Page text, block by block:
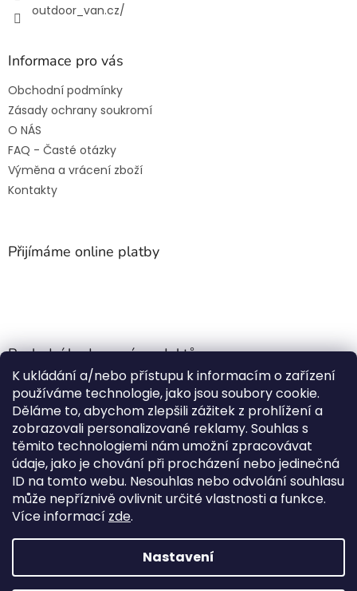
K ukládání a/nebo přístupu k informacím o zařízení
používáme technologie, jako jsou soubory cookie.
Děláme to, abychom zlepšili zážitek z prohlížení a
zobrazovali personalizované reklamy. Souhlas s
těmito technologiemi nám umožní zpracovávat
údaje, jako je chování při procházení nebo jedinečná
ID na tomto webu. Nesouhlas nebo odvolání souhlasu
může nepříznivě ovlivnit určité vlastnosti a funkce.
Více informací zde.
Nastavení
outdoor_van.cz/
Informace pro vás
Obchodní podmínky
Zásady ochrany soukromí
O NÁS
FAQ - Časté otázky
Výměna a vrácení zboží
Kontakty
Přijímáme online platby
Poslední hodnocení produktů
Jehla do nádrže k nezávislému topení
Hodnocení produktu je 5 z 5 hvězdiček.
| Martin Nevrlý
ano
Kempingové skládací křeslo Front Runner Expander Chair
Hodnocení produktu je 5 z 5 hvězdiček.
|
Vytvořil Shoptet